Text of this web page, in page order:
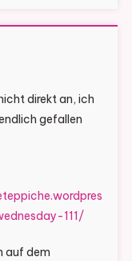
direkt an, ich
gefallen
111/
auf dem